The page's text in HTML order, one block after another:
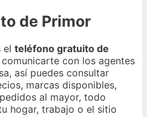
de Primor
el teléfono gratuito de
con los agentes
así puedes consultar
marcas disponibles,
al mayor, todo
hogar, trabajo o el sitio